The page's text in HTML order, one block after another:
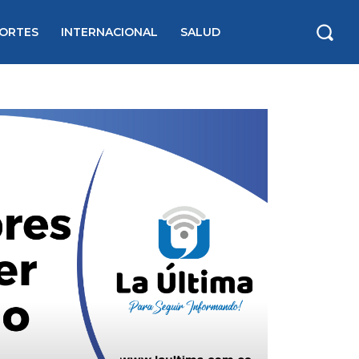
INTERNACIONAL SALUD